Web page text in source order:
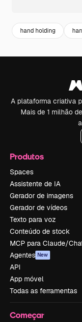
hand holding
A plataforma criativa
Mais de 1 milhão
Produtos
Spaces
Assistente de IA
Gerador de imagens
Gerador de vídeos
Texto para voz
Conteúdo de stock
MCP para Claude/
Agentes New
API
App móvel
Todas as ferramentas
Começar